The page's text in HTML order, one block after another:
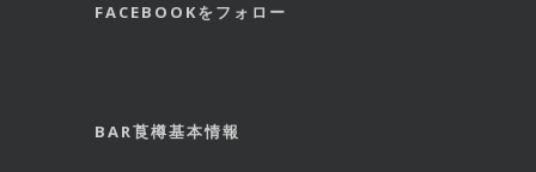
FACEBOOKをフォロー
BAR莨樽基本情報